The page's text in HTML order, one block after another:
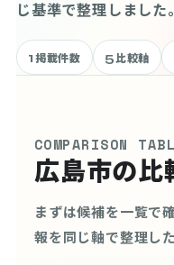
じ基準で整理しました。
1掲載件数 5比較軸
COMPARISON
広島市の比
まずは候補を一覧で
報を同じ軸で整理し